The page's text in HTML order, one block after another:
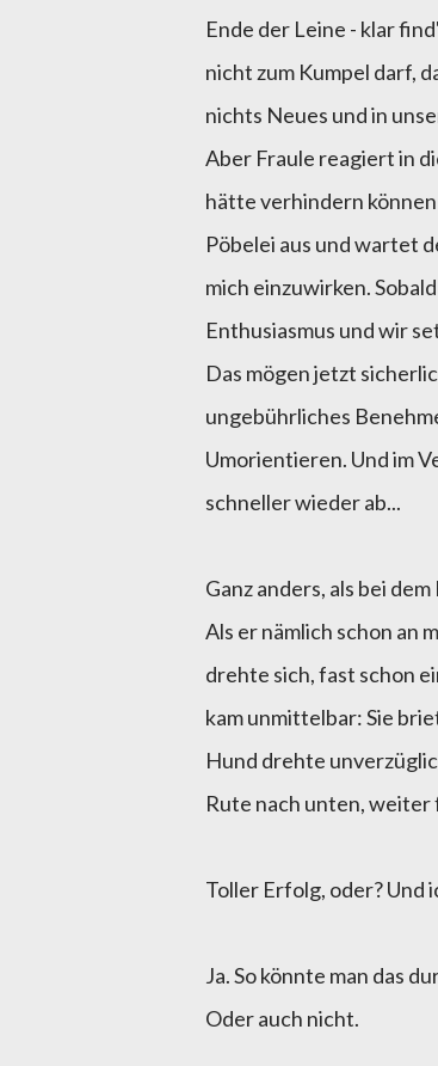
Ende der Leine - klar
nicht zum Kumpel darf,
nichts Neues und in
Aber Fraule reagiert in
hätte verhindern
Pöbelei aus und wartet
mich einzuwirken.
Enthusiasmus und wir
Das mögen jetzt
ungebührliches
Umorientieren. Und im
schneller wieder ab...
Ganz anders, als bei
Als er nämlich schon an
drehte sich, fast schon
kam unmittelbar: Sie
Hund drehte
Rute nach unten, weiter
Toller Erfolg, oder? Und
Ja. So könnte man das
Oder auch nicht.